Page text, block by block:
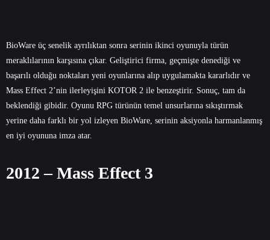
BioWare üç senelik ayrılıktan sonra serinin ikinci oyunuyla türün
meraklılarının karşısına çıkar. Geliştirici firma, geçmişte denediği ve
başarılı olduğu noktaları yeni oyunlarına alıp uygulamakta kararlıdır ve
Mass Effect 2’nin ilerleyişini KOTOR 2 ile benzeştirir. Sonuç, tam da
beklendiği gibidir. Oyunu RPG türünün temel unsurlarına sıkıştırmak
yerine daha farklı bir yol izleyen BioWare, serinin aksiyonla harmanlanmış
en iyi oyununa imza atar.
2012 – Mass Effect 3